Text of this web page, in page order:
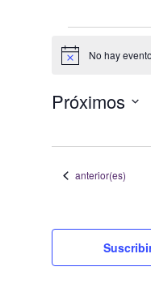
Eventos
Aviso No hay
Próximos
Eventos
anterior(es)